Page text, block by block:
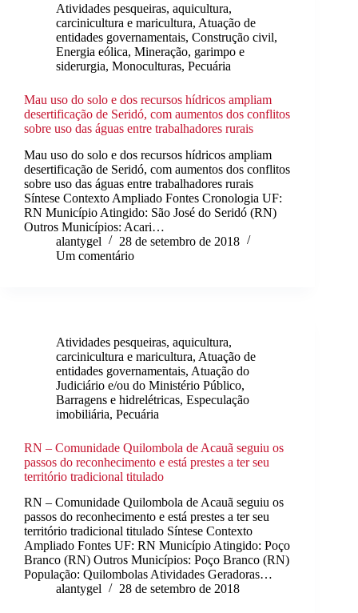
Atividades pesqueiras, aquicultura,
carcinicultura e maricultura, Atuação de
entidades governamentais, Construção civil,
Energia eólica, Mineração, garimpo e
siderurgia, Monoculturas, Pecuária
Mau uso do solo e dos recursos hídricos ampliam
desertificação de Seridó, com aumentos dos conflitos
sobre uso das águas entre trabalhadores rurais
Mau uso do solo e dos recursos hídricos ampliam
desertificação de Seridó, com aumentos dos conflitos
sobre uso das águas entre trabalhadores rurais
Síntese Contexto Ampliado Fontes Cronologia UF:
RN Município Atingido: São José do Seridó (RN)
Outros Municípios: Acari…
alantygel
28 de setembro de 2018
Um comentário
Atividades pesqueiras, aquicultura,
carcinicultura e maricultura, Atuação de
entidades governamentais, Atuação do
Judiciário e/ou do Ministério Público,
Barragens e hidrelétricas, Especulação
imobiliária, Pecuária
RN – Comunidade Quilombola de Acauã seguiu os
passos do reconhecimento e está prestes a ter seu
território tradicional titulado
RN – Comunidade Quilombola de Acauã seguiu os
passos do reconhecimento e está prestes a ter seu
território tradicional titulado Síntese Contexto
Ampliado Fontes UF: RN Município Atingido: Poço
Branco (RN) Outros Municípios: Poço Branco (RN)
População: Quilombolas Atividades Geradoras…
alantygel
28 de setembro de 2018